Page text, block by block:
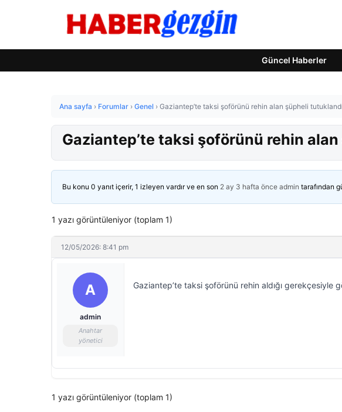
Güncel Haberler
Ana sayfa › Forumlar › Genel › Gaziantep’te taksi şoförünü rehin alan şüpheli tutuklandı
Gaziantep’te taksi şoförünü rehin
Bu konu 0 yanıt içerir, 1 izleyen vardır ve en son 2 ay 3 hafta önce admin tarafından
1 yazı görüntüleniyor (toplam 1)
12/05/2026: 8:41 pm
A
admin
Anahtar
yönetici
Gaziantep’te taksi şoförünü rehin aldığı gerekçesiyle
1 yazı görüntüleniyor (toplam 1)